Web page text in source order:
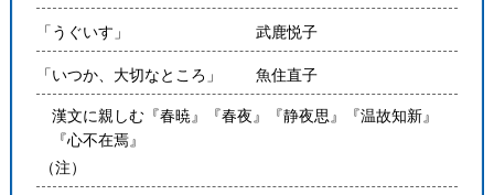
「うぐいす」 武鹿悦子
「いつか、大切なところ」 魚住直子
漢文に親しむ『春暁』『春夜』『静夜思』『温故知新』
『心不在焉』
（注）